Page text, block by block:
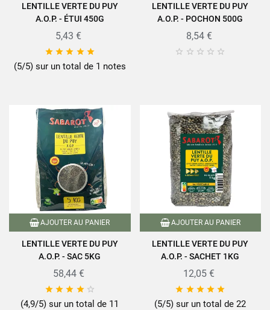
LENTILLE VERTE DU PUY
A.O.P. - ÉTUI 450G
5,43 €
    
(5/5) sur un total de 1 notes
LENTILLE VERTE DU PUY
A.O.P. - POCHON 500G
8,54 €
    
AJOUTER AU PANIER
LENTILLE VERTE DU PUY
A.O.P. - SAC 5KG
58,44 €
    
(4,9/5) sur un total de 11
AJOUTER AU PANIER
LENTILLE VERTE DU PUY
A.O.P. - SACHET 1KG
12,05 €
    
(5/5) sur un total de 22